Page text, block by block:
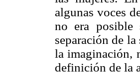
algunas voces
no era posible
separación de
la imaginación,
definición de la